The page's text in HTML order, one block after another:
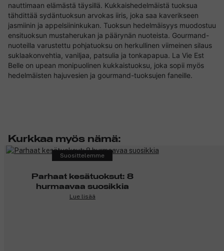
nauttimaan elämästä täysillä. Kukkaishedelmäistä tuoksua
tähdittää sydäntuoksun arvokas iiris, joka saa kaverikseen
jasmiinin ja appelsiininkukan. Tuoksun hedelmäisyys muodostuu
ensituoksun mustaherukan ja päärynän nuoteista. Gourmand-
nuoteilla varustettu pohjatuoksu on herkullinen viimeinen silaus
suklaakonvehtia, vaniljaa, patsulia ja tonkapapua. La Vie Est
Belle on upean monipuolinen kukkaistuoksu, joka sopii myös
hedelmäisten hajuvesien ja gourmand-tuoksujen faneille.
Kurkkaa myös nämä:
Suosittelemme
Parhaat kesätuoksut: 8
hurmaavaa suosikkia
Lue lisää